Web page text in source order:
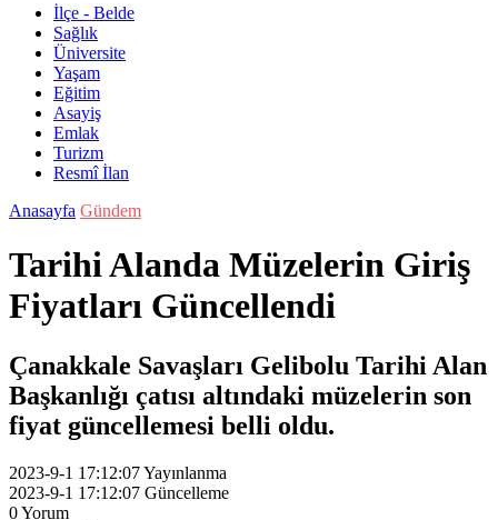
İlçe - Belde
Sağlık
Üniversite
Yaşam
Eğitim
Asayiş
Emlak
Turizm
Resmî İlan
Anasayfa Gündem
Tarihi Alanda Müzelerin Giriş
Fiyatları Güncellendi
Çanakkale Savaşları Gelibolu Tarihi Alan
Başkanlığı çatısı altındaki müzelerin son
fiyat güncellemesi belli oldu.
2023-9-1 17:12:07Yayınlanma
2023-9-1 17:12:07 Güncelleme
0Yorum